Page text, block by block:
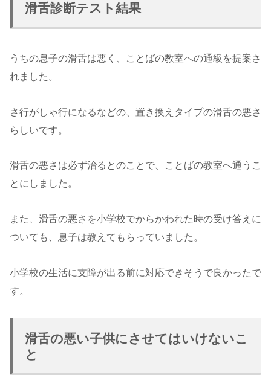
滑舌診断テスト結果
うちの息子の滑舌は悪く、ことばの教室への通級を提案さ
れました。
さ行がしゃ行になるなどの、置き換えタイプの滑舌の悪さ
らしいです。
滑舌の悪さは必ず治るとのことで、ことばの教室へ通うこ
とにしました。
また、滑舌の悪さを小学校でからかわれた時の受け答えに
ついても、息子は教えてもらっていました。
小学校の生活に支障が出る前に対応できそうで良かったで
す。
滑舌の悪い子供にさせてはいけないこ
と